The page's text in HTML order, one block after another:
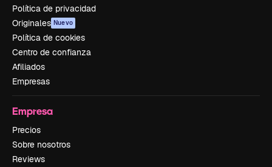
Política de privacidad
Originales Nuevo
Política de cookies
Centro de confianza
Afiliados
Empresas
Empresa
Precios
Sobre nosotros
Reviews